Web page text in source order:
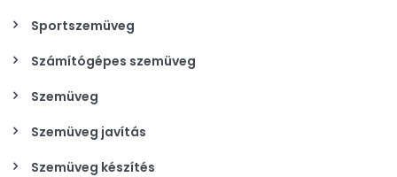
Sportszemüveg
Számítógépes szemüveg
Szemüveg
Szemüveg javítás
Szemüveg készítés